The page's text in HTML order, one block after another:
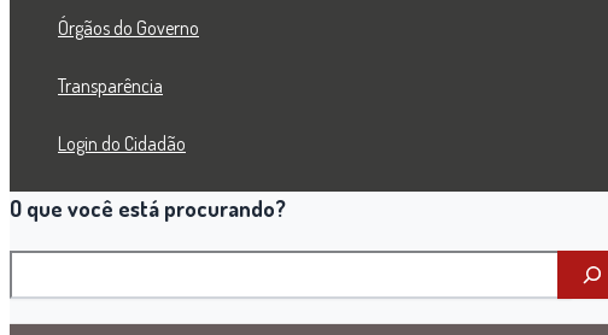
Órgãos do Governo
Transparência
Login do Cidadão
O que você está procurando?